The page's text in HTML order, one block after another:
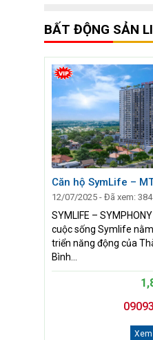
BẤT ĐỘNG SẢN
Căn hộ SymLife –
12/07/2025 - Đã xem: 384
SYMLIFE –
cuộc sống Symlife
triển năng động của
Bình...